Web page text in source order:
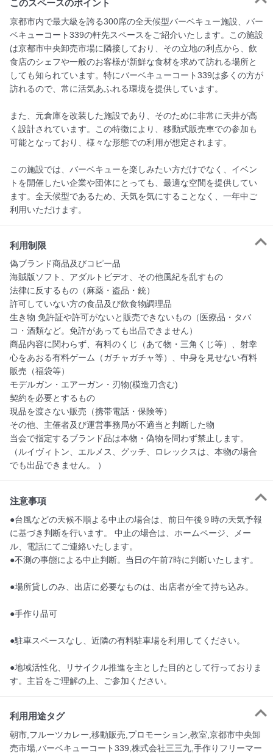
このスペースのポイント
京都市内で最大級を誇る300席の全天候型バーベキュー施設、バー
ベキューコート339の軒先スペースをご紹介いたします。この施設
は京都市中央卸売市場に隣接しており、その立地の利点から、飲
食店のシェフや一般のお客様が新鮮な食材を求めて訪れる場所と
しても知られています。特にバーベキューコート339は多くの方が
訪れるので、常に活気あふれる環境を提供しています。
また、元倉庫を改装した施設であり、そのために非常に天井が高
く設計されています。この特徴により、移動式販売車での参加も
可能となっており、様々な形態での利用が想定されます。
この施設では、バーベキューを楽しみたい方だけでなく、イベン
トを開催したい企業や団体にとっても、最適な空間を提供してい
ます。全天候型であるため、天気を気にすることなく、一年中ご
利用いただけます。
利用制限
偽ブランド商品及びコピー品
海賊版ソフト、アダルトビデオ、その他風紀を乱すもの
法律に反するもの（麻薬・盗品・銃）
許可していない方の食品及び飲食物調理品
生き物 免許証や許可がないと販売できないもの（医療品・タバ
コ・酒類など。免許があっても出品できません）
商品内容に関わらず、有料のくじ（あて物・三角くじ等）、射幸
心をあおる有料ゲーム（ガチャガチャ等）、中身を見せない有料
販売（福袋等）
モデルガン・エアーガン・刃物(模造刀含む)
契約を必要とするもの
現品を渡さない販売（携帯電話・保険等）
その他、主催者及び運営事務局が不適当と判断した物
当会で指定するブランド品は本物・偽物を問わず禁止します。
（ルイヴィトン、エルメス、グッチ、ロレックスは、本物の場合
でも出品できません。 ）
注意事項
●台風などの天候不順よる中止の場合は、前日午後９時の天気予報
に基づき判断を行います。 中止の場合は、ホームページ、メー
ル、電話にてご連絡いたします。
●不測の事態による中止判断。当日の午前7時に判断いたします。
●場所貸しのみ、出店に必要なものは、出店者が全て持ち込み。
●手作り品可
●駐車スペースなし、近隣の有料駐車場を利用してください。
●地域活性化、リサイクル推進を主とした目的として行っておりま
す。主旨をご理解の上、ご参加ください。
利用用途タグ
朝市,フルーツカレー,移動販売,プロモーション,教室,京都市中央卸
売市場,バーベキューコート339,株式会社三三九,手作りフリーマー